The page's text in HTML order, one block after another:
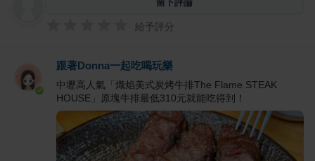
留下評論
給予評分
跟著Donna一起吃喝玩樂
中壢高人氣「熾焰美式炭烤牛排The Flame STEAK
HOUSE」原塊牛排最低310元就能吃得到！